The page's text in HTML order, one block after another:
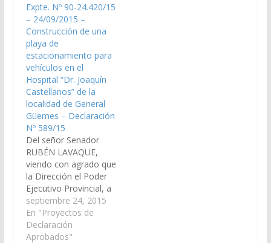
Municipio de General
Güemes, arbitren las
medidas que resulten
necesarias a los fines
que se proceda a
instalar un cajero
automático de…
Expte. Nº 90-24.420/15
– 24/09/2015 –
Construcción de una
playa de
estacionamiento para
vehículos en el
Hospital “Dr. Joaquín
Castellanos” de la
localidad de General
Güemes – Declaración
Nº 589/15
Del señor Senador
RUBÉN LAVAQUE,
viendo con agrado que
la Dirección el Poder
Ejecutivo Provincial, a
través de la Secretaria
de Obras Publicas del
Ministerio de
Economía,
septiembre 24, 2015
En "Proyectos de
Declaración
Aprobados"